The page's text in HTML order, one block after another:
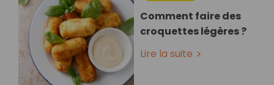
Comment faire des
croquettes légères ?
Lire la suite